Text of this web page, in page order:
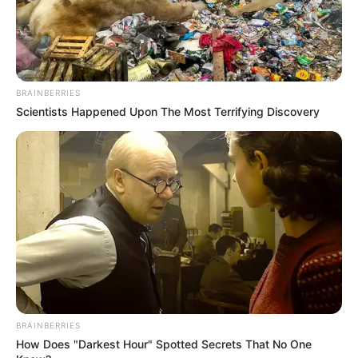
BRAINBERRIES
Scientists Happened Upon The Most Terrifying Discovery
BRAINBERRIES
How Does "Darkest Hour" Spotted Secrets That No One